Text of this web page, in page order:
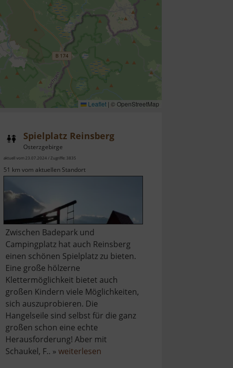
Leaflet | © OpenStreetMap
Spielplatz Reinsberg
Osterzgebirge
aktuell vom 23.07.2024 / Zugriffe: 3835
51 km vom aktuellen Standort
Zwischen Badepark und
Campingplatz hat auch Reinsberg
einen schönen Spielplatz zu bieten.
Eine große hölzerne
Klettermöglichkeit bietet auch
großen Kindern viele Möglichkeiten,
sich auszuprobieren. Die
Hangelseile sind selbst für die ganz
großen schon eine echte
Herausforderung! Aber mit
Schaukel, F.. » weiterlesenüber